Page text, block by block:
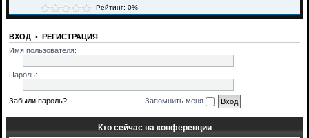
Рейтинг: 0%
ВХОД • РЕГИСТРАЦИЯ
Имя пользователя:
Пароль:
Забыли пароль? Запомнить меня
Кто сейчас на конференции